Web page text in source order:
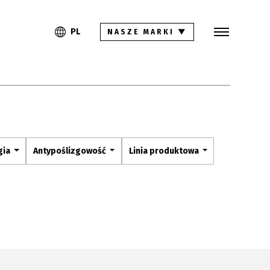
PL
PL NASZE MARKI ▼
Antypoślizgowość Linia produktowa
Inspiracje
Pliki do pobrania
Strefa architekta